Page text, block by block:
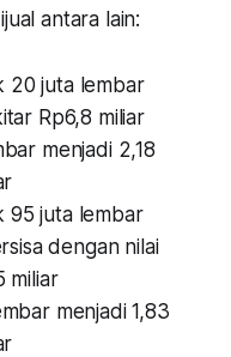
antara lain:
20 juta lembar
Rp6,8 miliar
menjadi 2,18
95 juta lembar
dengan nilai
miliar
menjadi 1,83